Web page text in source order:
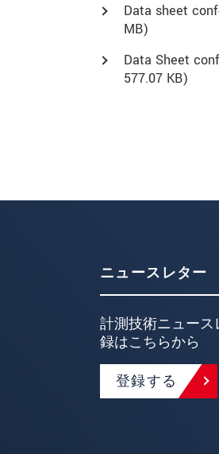
Data sheet
MB)
Data Sheet
577.07 KB)
ニュースレター
計測技術ニュース
録はこちらから
登録する